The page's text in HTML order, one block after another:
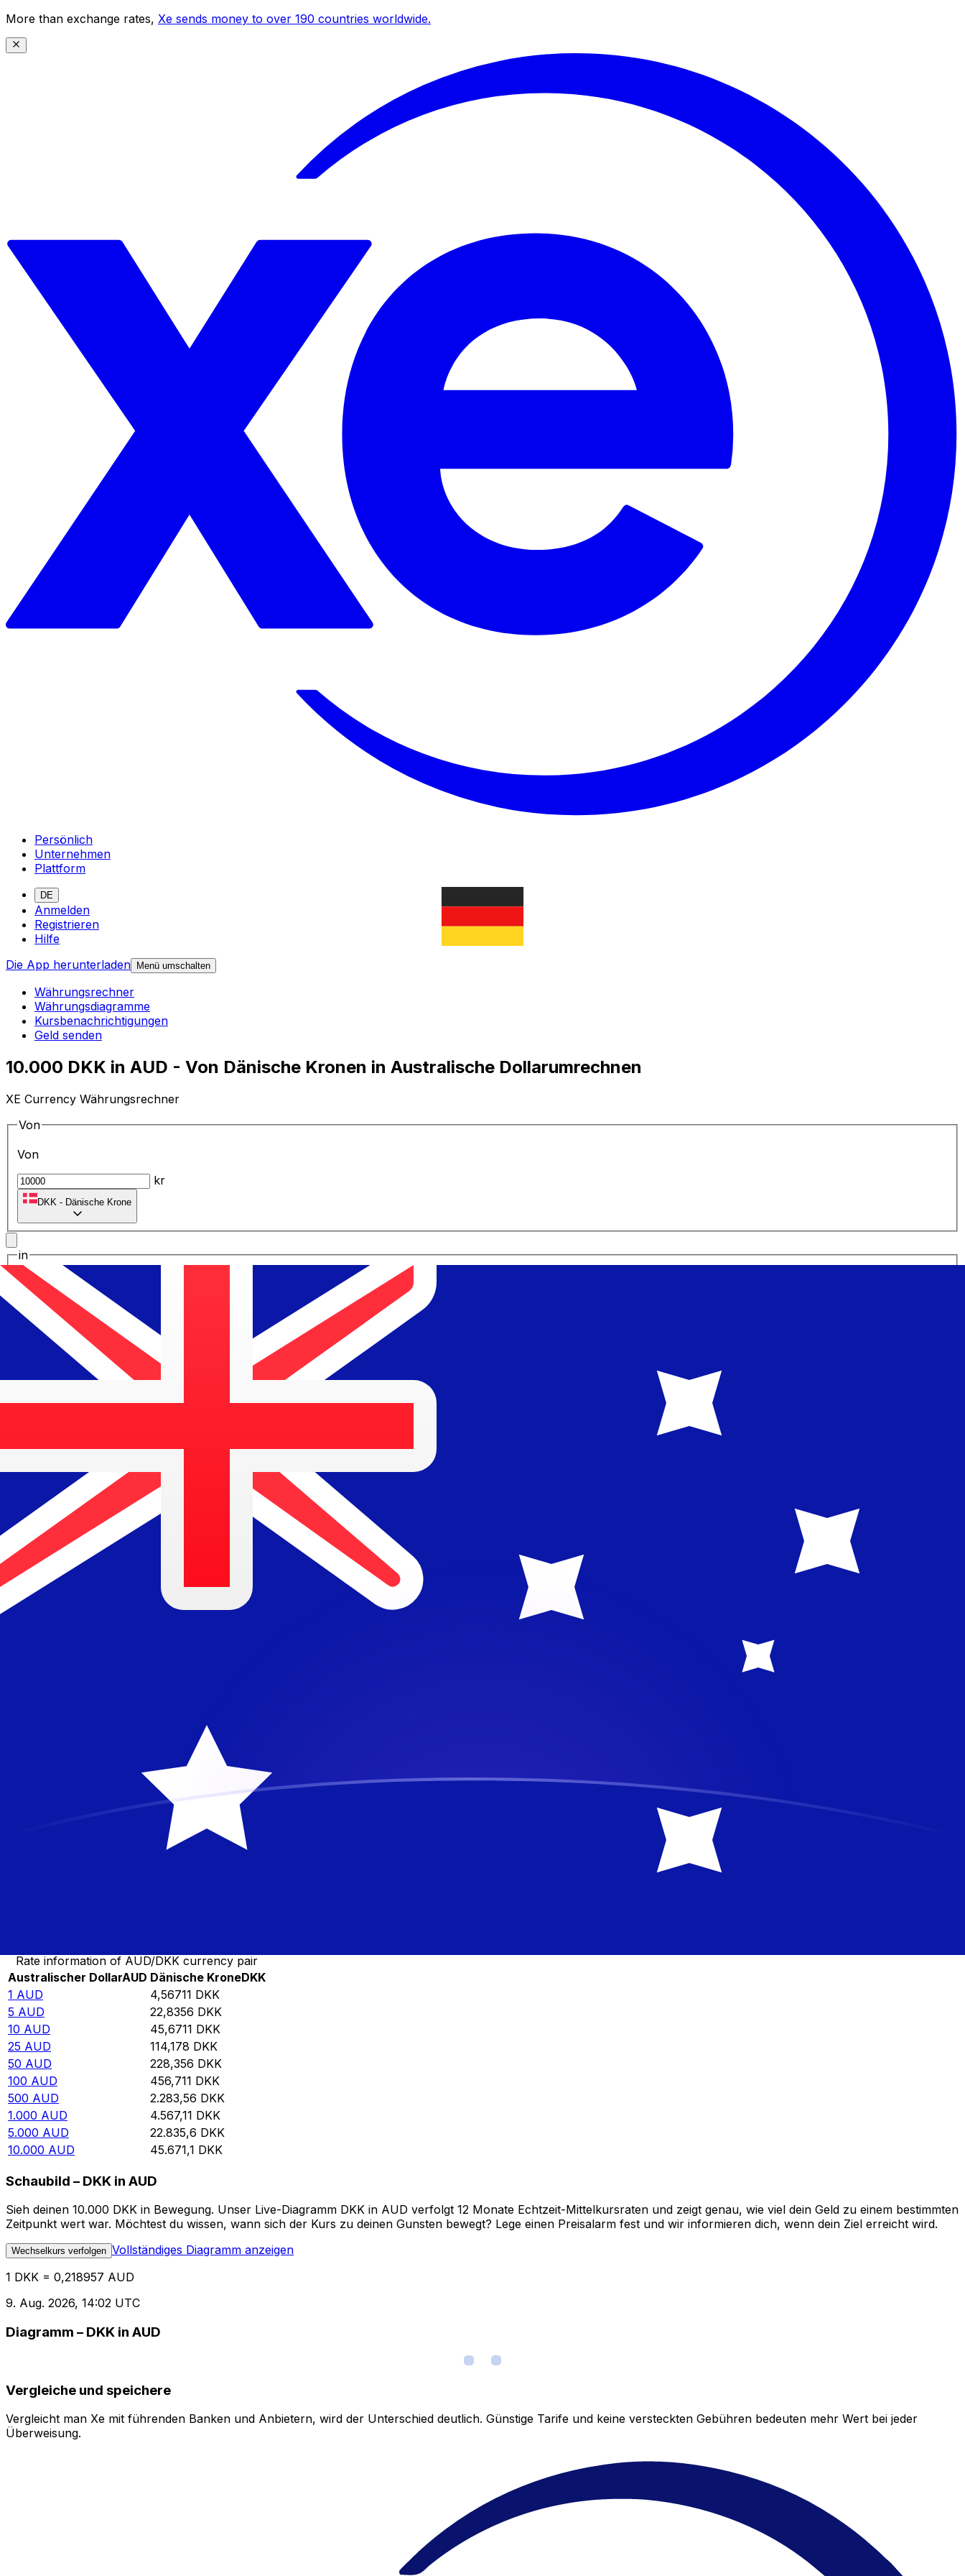
More than exchange rates, Xe sends money to over 190 countries worldwide.
Persönlich
Unternehmen
Plattform
DE
Anmelden
Registrieren
Hilfe
Die App herunterladen
Menü umschalten
Währungsrechner
Währungsdiagramme
Kursbenachrichtigungen
Geld senden
10.000 DKK in AUD - Von Dänische Kronen in Australische Dollarumrechnen
XE Currency Währungsrechner
Von
Von
kr
DKK - Dänische Krone
in
in
AUD Australischer Dollar
1.00DKK= 0,218956
AUD
Mid-Market-Kurs um 14:02 UTC
Sprechen Sie noch heute mit einem Währungsexperten.Wir schlagen Konkurrenzkurse.
Termin für ein Gespräch vereinbaren
Wir verwenden den Mittelkurs für unseren Umrechner. Dies dient nur zu Informationszwecken. Diesen Kurs erhalten Sie nicht, wenn Sie Geld senden.
Sendekurse prüfen.
Wusstest du, dass du mit Xe Geld ins Ausland schicken kannst?
Melde dich noch heute an
Australischer Dollar
AUD
AUD
2,18957
5,47392
21,8957
AUD
109,478 AUD
Rate information of AUD/DKK currency pair
Australischer DollarAUD Dänische KroneDKK
1 AUD 4,56711 DKK
5 AUD 22,8356 DKK
10 AUD 45,6711 DKK
25 AUD 114,178 DKK
50 AUD 228,356 DKK
100 AUD 456,711 DKK
500 AUD 2.283,56 DKK
1.000 AUD 4.567,11 DKK
5.000 AUD 22.835,6 DKK
10.000 AUD 45.671,1 DKK
Schaubild – DKK in AUD
Sieh deinen 10.000 DKK in Bewegung. Unser Live-Diagramm DKK in AUD verfolgt 12 Monate Echtzeit-Mittelkursraten und zeigt genau, wie viel dein Geld zu einem bestimmten
Zeitpunkt wert war. Möchtest du wissen, wann sich der Kurs zu deinen Gunsten bewegt? Lege einen Preisalarm fest und wir informieren dich, wenn dein Ziel erreicht wird.
Wechselkurs verfolgen Vollständiges Diagramm anzeigen
1 DKK = 0,218957 AUD
9. Aug. 2026, 14:02 UTC
Diagramm – DKK in AUD
Vergleiche und speichere
Vergleicht man Xe mit führenden Banken und Anbietern, wird der Unterschied deutlich. Günstige Tarife und keine versteckten Gebühren bedeuten mehr Wert bei jeder
Überweisung.